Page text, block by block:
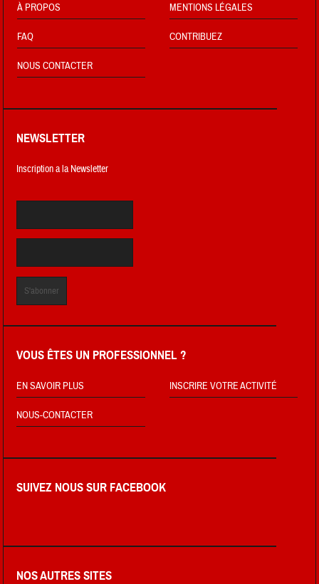
À PROPOS MENTIONS LÉGALES
FAQ CONTRIBUEZ
NOUS CONTACTER
NEWSLETTER
Inscription a la Newsletter
VOUS ÊTES UN PROFESSIONNEL ?
EN SAVOIR PLUS INSCRIRE VOTRE ACTIVITÉ
NOUS-CONTACTER
SUIVEZ NOUS SUR FACEBOOK
NOS AUTRES SITES